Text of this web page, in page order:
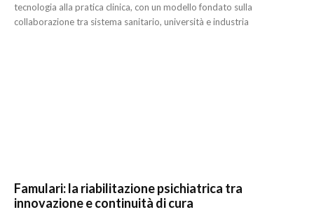
tecnologia alla pratica clinica, con un modello fondato sulla
collaborazione tra sistema sanitario, università e industria
Famulari: la riabilitazione psichiatrica tra
innovazione e continuità di cura